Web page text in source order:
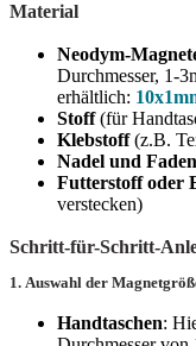
Material
Neodym-
Durchmesser, 1-
erhältlich:
Stoff(für
Klebstoff(z.B.
Nadel und Faden
Futterstoff oder
verstecken)
Schritt-für-Schritt-
1. Auswahl der
Handtaschen: